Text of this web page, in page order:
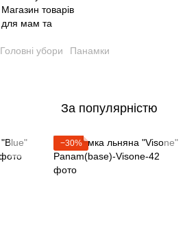
Головні убори Панамки
За популярністю
−30%